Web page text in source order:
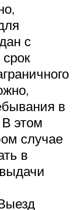
с
в
этом
случае
в